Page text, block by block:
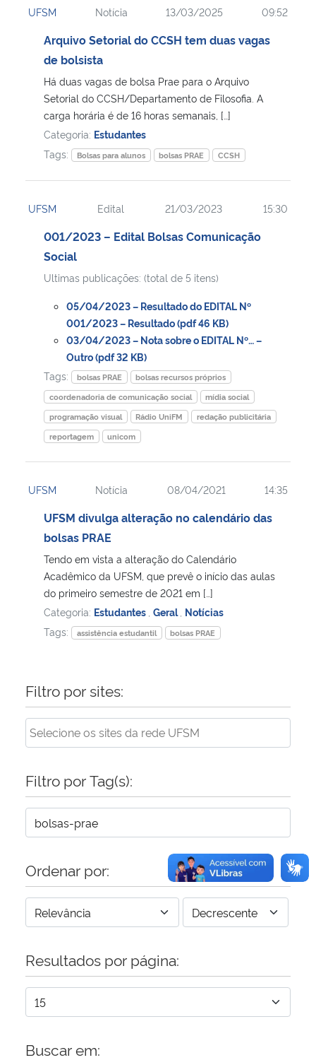
Ministério da Cidadania
Ministério da Saúde
Ministério de Minas e Energia
Ministério da Ciência, Tecnologia, Inovações e Comunicações
Ministério do Meio Ambiente
Ministério do Desenvolvimento Regional
Controladoria-Geral da União
Ministério da Mulher, da Família e dos Direitos Humanos
Secretaria de Governo
Gabinete de Segurança Institucional
Advocacia-Geral da União
UFSM Notícia 13/03/2025 09:52
Arquivo Setorial do CCSH tem duas vagas
de bolsista
Há duas vagas de bolsa Prae para o Arquivo
Setorial do CCSH/Departamento de Filosofia. A
carga horária é de 16 horas semanais, […]
Categoria: Estudantes
Tags:
Bolsas para alunos bolsas PRAE CCSH
UFSM Edital 21/03/2023 15:30
001/2023 – Edital Bolsas Comunicação
Social
Ultimas publicações: (total de 5 itens)
05/04/2023 – Resultado do EDITAL Nº
001/2023 – Resultado (pdf 46 KB)
03/04/2023 – Nota sobre o EDITAL Nº… –
Outro (pdf 32 KB)
Tags:
bolsas PRAE
bolsas recursos próprios
coordenadoria de comunicação social
mídia social
programação visual
Rádio UniFM
redação publicitária
reportagem
unicom
UFSM Notícia 08/04/2021 14:35
UFSM divulga alteração no calendário das
bolsas PRAE
Tendo em vista a alteração do Calendário
Acadêmico da UFSM, que prevê o início das aulas
do primeiro semestre de 2021 em […]
Categoria: Estudantes Geral
Notícias
Tags:
assistência estudantil bolsas PRAE
Filtro por sites:
Filtro por Tag(s):
Ordenar por:
Resultados por página:
Buscar em: